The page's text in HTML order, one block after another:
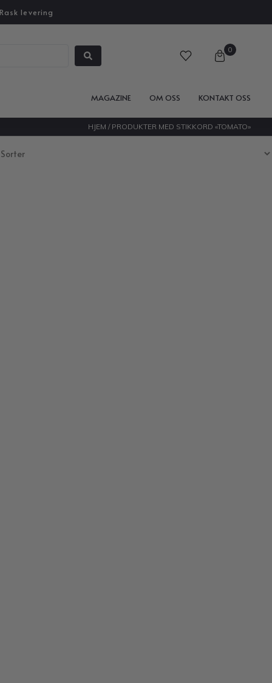
Rask levering
0
MAGAZINE OM OSS KONTAKT OSS
HJEM / PRODUKTER MED STIKKORD «TOMATO»